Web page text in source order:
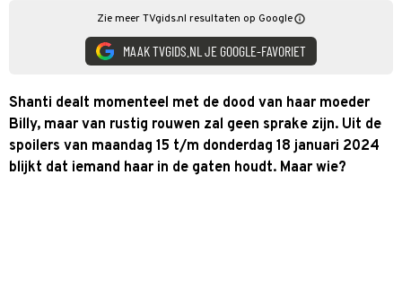
Zie meer TVgids.nl resultaten op Google
MAAK TVGIDS.NL JE GOOGLE-FAVORIET
Shanti dealt momenteel met de dood van haar moeder
Billy, maar van rustig rouwen zal geen sprake zijn. Uit de
spoilers van maandag 15 t/m donderdag 18 januari 2024
blijkt dat iemand haar in de gaten houdt. Maar wie?